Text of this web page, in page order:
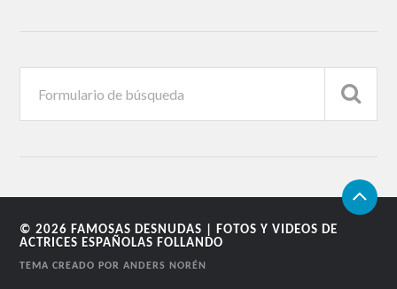
© 2026FAMOSAS DESNUDAS | FOTOS Y VIDEOS DE
ACTRICES ESPAÑOLAS FOLLANDO
TEMA CREADO PORANDERS NORÉN